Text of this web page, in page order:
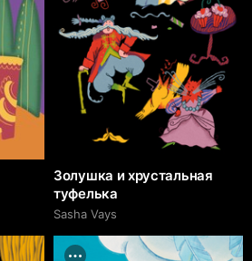
Золушка и хрустальная
туфелька
Sasha Vays